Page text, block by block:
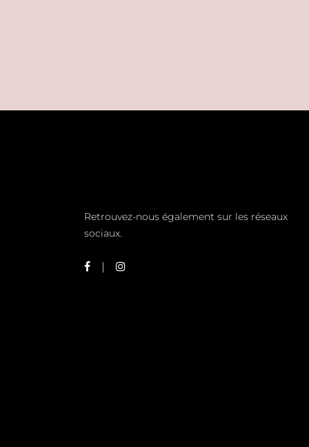
Retrouvez-nous également sur les réseaux
sociaux.